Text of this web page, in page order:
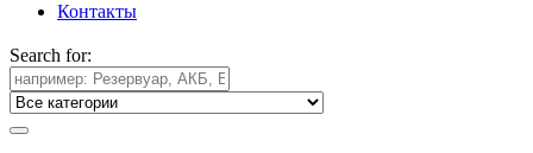
Контакты
Search for: